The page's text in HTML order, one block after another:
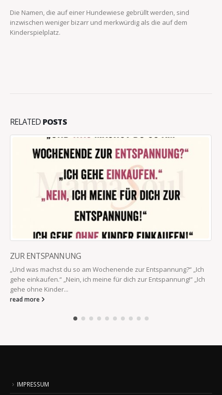
Die Namen, die auf einer Hundewiese gebrüllt werden, sind
inzwischen weniger bizarr und merkwürdig als die auf dem
Kinderspielplatz.
RELATED POSTS
ZUR ENTSPANNUNG
„Und was machst du so am Wochenende zur Entspannung?“ „Ich
gehe einkaufen.“ „Nein, ich meine für dich zur Entspannung!“ „Ich
gehe ohne Kinder...
read more
IMPRESSUM